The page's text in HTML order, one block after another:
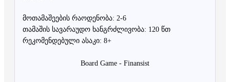
მოთამაშეების რაოდენობა: 2-6
თამაშის სავარაუდო ხანგრძლივობა: 120 წთ
რეკომენდებული ასაკი: 8+
Board Game - Finansist